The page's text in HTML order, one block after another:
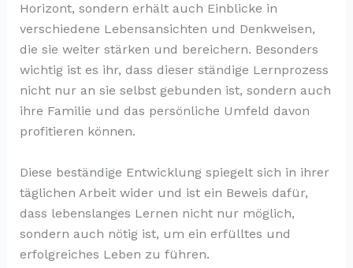
Horizont, sondern erhält auch Einblicke in
verschiedene Lebensansichten und Denkweisen,
die sie weiter stärken und bereichern. Besonders
wichtig ist es ihr, dass dieser ständige Lernprozess
nicht nur an sie selbst gebunden ist, sondern auch
ihre Familie und das persönliche Umfeld davon
profitieren können.
Diese beständige Entwicklung spiegelt sich in ihrer
täglichen Arbeit wider und ist ein Beweis dafür,
dass lebenslanges Lernen nicht nur möglich,
sondern auch nötig ist, um ein erfülltes und
erfolgreiches Leben zu führen.